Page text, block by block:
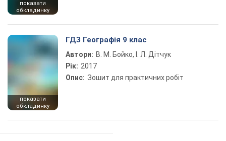
показати
обкладинку
показати
обкладинку
ГДЗ Географія 9 клас
Автори: В. М. Бойко, І. Л. Дітчук
Рік: 2017
Опис: Зошит для практичних робіт